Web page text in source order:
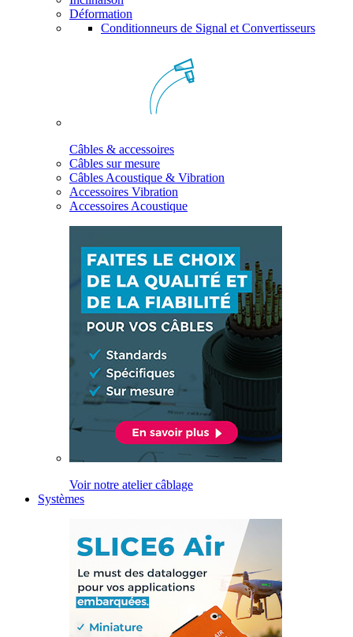
Déformation
Conditionneurs de Signal et Convertisseurs
Câbles & accessoires
Câbles sur mesure
Câbles Acoustique & Vibration
Accessoires Vibration
Accessoires Acoustique
Voir notre atelier câblage
Systèmes